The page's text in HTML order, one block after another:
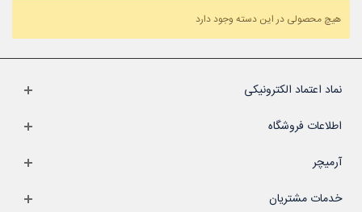
هیچ محصولی در این دسته وجود دارد
نماد اعتماد الکترونیکی
اطلاعات فروشگاه
آرمیچر
خدمات مشتریان